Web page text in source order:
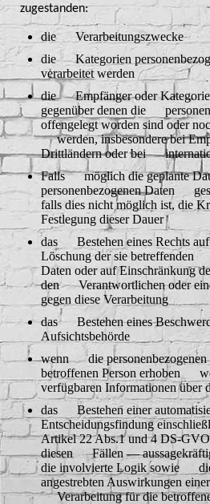
zugestanden:
die Verarbeitungszwecke
die Kategorien
verarbeitet werden
die Empfänger oder
gegenüber denen die
offengelegt worden sind oder
werden, insbesondere bei
Drittländern oder bei
Falls möglich die geplante
personenbezogenen Daten
falls dies nicht möglich ist, die
Festlegung dieser Dauer
das Bestehen eines Rechts
Löschung der sie betreffenden
Daten oder auf Einschränkung
den Verantwortlichen oder
gegen diese Verarbeitung
das Bestehen eines
Aufsichtsbehörde
wenn die personenbezogenen
betroffenen Person erhoben
verfügbaren Informationen über
das Bestehen einer
Entscheidungsfindung
Artikel 22 Abs.1 und 4 DS-
diesen Fällen —
die involvierte Logik sowie
angestrebten Auswirkungen
Verarbeitung für die